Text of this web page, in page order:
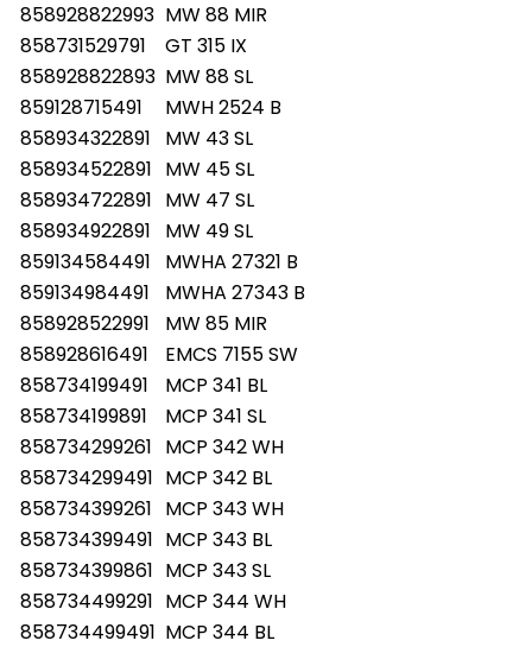
858928822993 MW 88 MIR
858731529791
GT 315 IX
858928822893 MW 88 SL
859128715491
MWH 2524 B
858934322891
MW 43 SL
858934522891 MW 45 SL
858934722891 MW 47 SL
858934922891
MW 49 SL
859134584491
MWHA 27321 B
859134984491
MWHA 27343 B
858928522991
MW 85 MIR
858928616491
EMCS 7155 SW
858734199491
MCP 341 BL
858734199891
MCP 341 SL
858734299261 MCP 342 WH
858734299491 MCP 342 BL
858734399261 MCP 343 WH
858734399491 MCP 343 BL
858734399861 MCP 343 SL
858734499291 MCP 344 WH
858734499491 MCP 344 BL